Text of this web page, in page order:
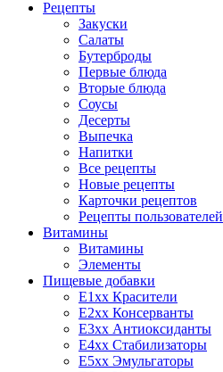
Рецепты
Закуски
Салаты
Бутерброды
Первые блюда
Вторые блюда
Соусы
Десерты
Выпечка
Напитки
Все рецепты
Новые рецепты
Карточки рецептов
Рецепты пользователей
Витамины
Витамины
Элементы
Пищевые добавки
E1xx Красители
E2xx Консерванты
E3xx Антиоксиданты
E4xx Стабилизаторы
E5xx Эмульгаторы